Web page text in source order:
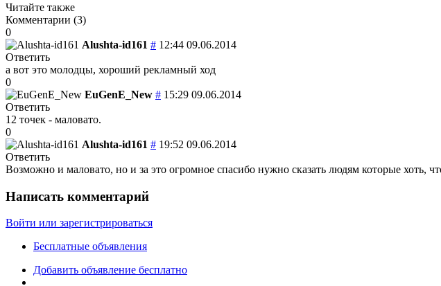
Читайте также
Комментарии (3)
0
Alushta-id161 # 12:44 09.06.2014
Ответить
а вот это молодцы, хороший рекламный ход
0
EuGenE_New # 15:29 09.06.2014
Ответить
12 точек - маловато.
0
Alushta-id161 # 19:52 09.06.2014
Ответить
Возможно и маловато, но и за это огромное спасибо нужно сказать людям которые хоть,
Написать комментарий
Войти или зарегистрироваться
Бесплатные объявления
Добавить объявление бесплатно